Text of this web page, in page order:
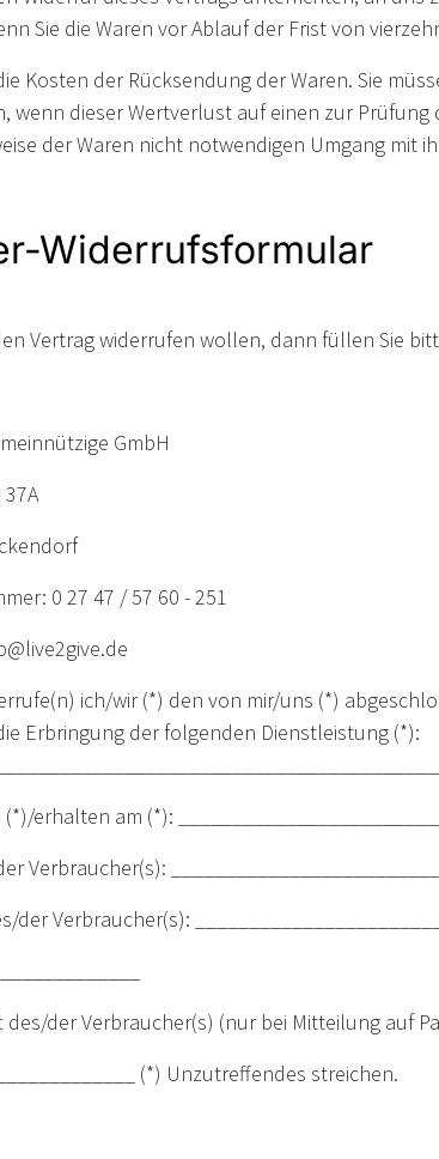
Sie die Waren vor Ablauf der Frist von
Kosten der Rücksendung der Waren. Sie
wenn dieser Wertverlust auf einen zur
der Waren nicht notwendigen Umgang mit
Widerrufsformular
Vertrag widerrufen wollen, dann füllen Sie
GmbH
0 27 47 / 57 60 - 251
ich/wir (*) den von mir/uns (*)
Erbringung der folgenden Dienstleistung (*):
erhalten am (*):
Verbraucher(s):
der Verbraucher(s):
des/der Verbraucher(s) (nur bei Mitteilung auf
(*) Unzutreffendes streichen.